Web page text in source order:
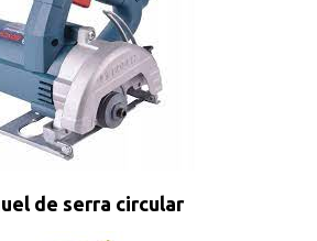
de serra circular